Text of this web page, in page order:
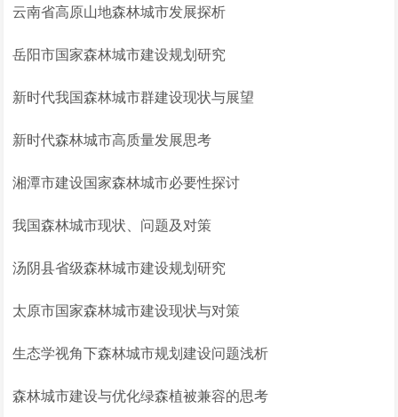
云南省高原山地森林城市发展探析
岳阳市国家森林城市建设规划研究
新时代我国森林城市群建设现状与展望
新时代森林城市高质量发展思考
湘潭市建设国家森林城市必要性探讨
我国森林城市现状、问题及对策
汤阴县省级森林城市建设规划研究
太原市国家森林城市建设现状与对策
生态学视角下森林城市规划建设问题浅析
森林城市建设与优化绿森植被兼容的思考